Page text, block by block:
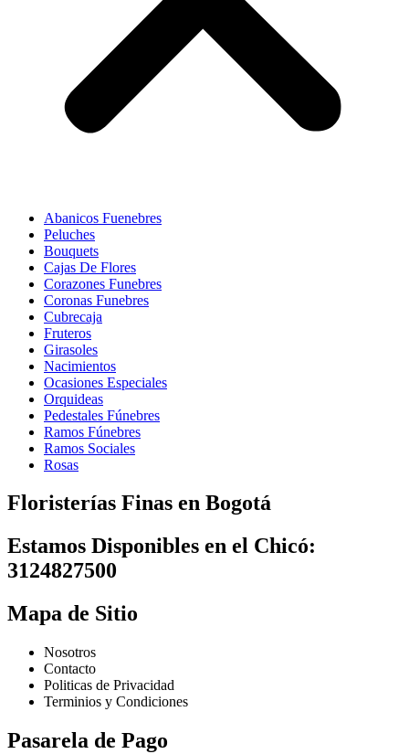
Abanicos Fuenebres
Peluches
Bouquets
Cajas De Flores
Corazones Funebres
Coronas Funebres
Cubrecaja
Fruteros
Girasoles
Nacimientos
Ocasiones Especiales
Orquideas
Pedestales Fúnebres
Ramos Fúnebres
Ramos Sociales
Rosas
Floristerías Finas en Bogotá
Estamos Disponibles en el Chicó:
3124827500
Mapa de Sitio
Nosotros
Contacto
Politicas de Privacidad
Terminios y Condiciones
Pasarela de Pago